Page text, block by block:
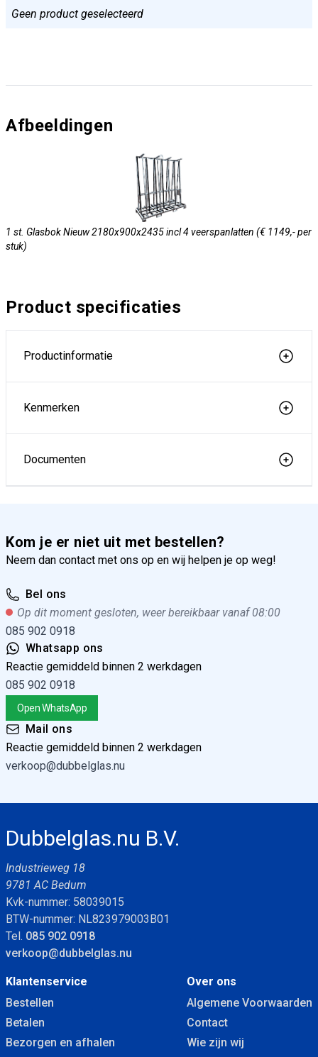
Geen product geselecteerd
Afbeeldingen
1 st. Glasbok Nieuw 2180x900x2435 incl 4 veerspanlatten (€ 1149,- per
stuk)
Product specificaties
Productinformatie
Kenmerken
Documenten
Kom je er niet uit met bestellen?
Neem dan contact met ons op en wij helpen je op weg!
Bel ons
Op dit moment gesloten, weer bereikbaar vanaf 08:00
085 902 0918
Whatsapp ons
Reactie gemiddeld binnen 2 werkdagen
085 902 0918
Open WhatsApp
Mail ons
Reactie gemiddeld binnen 2 werkdagen
verkoop@dubbelglas.nu
Dubbelglas.nu B.V.
Industrieweg 18
9781 AC Bedum
Kvk-nummer: 58039015
BTW-nummer: NL823979003B01
Tel. 085 902 0918
verkoop@dubbelglas.nu
Klantenservice
Bestellen
Betalen
Bezorgen en afhalen
Over ons
Algemene Voorwaarden
Contact
Wie zijn wij